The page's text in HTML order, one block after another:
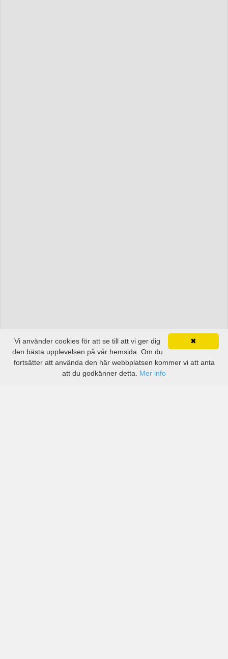
✖
Vi använder cookies för att se till att vi ger dig
den bästa upplevelsen på vår hemsida. Om du
fortsätter att använda den här webbplatsen kommer vi att anta
att du godkänner detta. Mer info